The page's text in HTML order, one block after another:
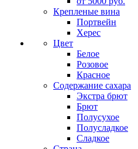
Крепленые вина
Портвейн
Херес
Цвет
Белое
Розовое
Красное
Содержание сахара
Экстра брют
Брют
Полусухое
Полусладкое
Сладкое